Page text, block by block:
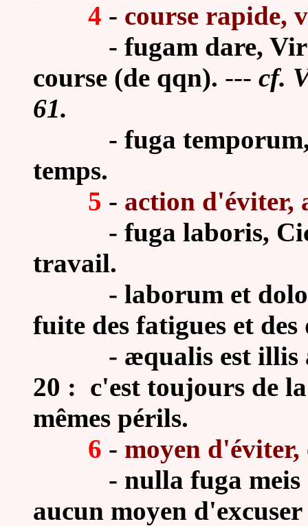
4 - course rapide,
- fugam dare, Virg.
course (de qqn). --- cf.
61.
- fuga temporum,
temps.
5 - action d'éviter,
- fuga laboris, Cic.
travail.
- laborum et
fuite des fatigues et
- æqualis est illis a
20 : c'est toujours de
mêmes périls.
6 - moyen
- nulla fuga meis
aucun moyen d'excuser